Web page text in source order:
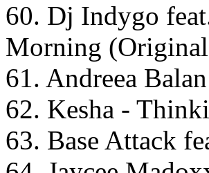
60. Dj Indygo
Morning
61. Andreea
62. Kesha -
63. Base Attack